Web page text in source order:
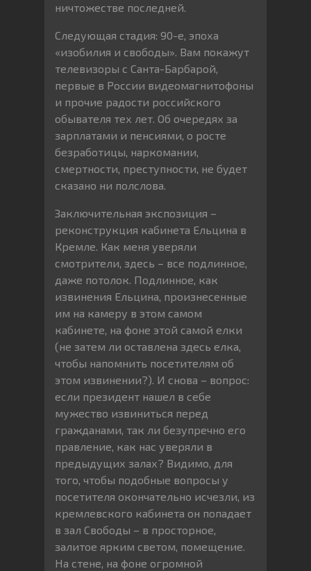
ничтожестве последней.
Следующая стадия: 90-е, эпоха
«изобилия и свободы». Вам покажут
телевизоры с Санта-Барбарой,
первые в России видеомагнитофоны
и прочие радости российского
обывателя тех лет. Об очередях за
зарплатами и пенсиями, о росте
безработицы, наркомании,
смертности, преступности, не будет
сказано ни полслова.
Заключительная экспозиция –
реконструкция кабинета Ельцина в
Кремле. Как меня уверяли
смотрители, здесь – все подлинное,
даже потолок. Подлинное, как
извинения Ельцина, произнесенные
им на камеру в этом самом
кабинете, на фоне этой самой елки
(не затем ли оставлена здесь елка,
чтобы напомнить посетителям об
этом извинении?). И снова – вопрос:
если президент нашел в себе
мужество извиниться перед
гражданами, так ли безупречно его
правление, как нас уверяли в
предыдущих залах? Видимо, для
того, чтобы подобные вопросы у
посетителя окончательно исчезли, из
кремлевского кабинета он попадает
в зал Свободы – в просторное,
залитое ярким светом, помещение.
На стене, на фоне огромной